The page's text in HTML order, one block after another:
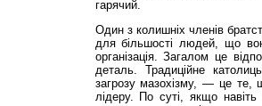
гарячий.
Один з колишніх членів
для більшості людей, що
організація. Загалом це
деталь. Традиційне
загрозу мазохізму, — це те,
лідеру. По суті, якщо